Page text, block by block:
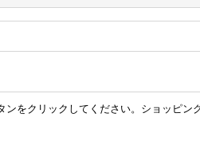
をクリックしてください。ショッピン